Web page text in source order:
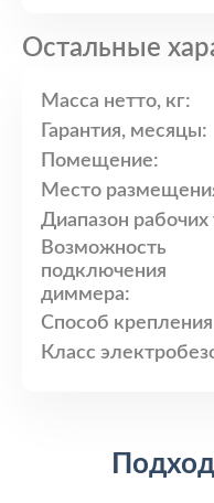
Остальные
Масса нетто, кг:
Гарантия, месяцы:
Помещение:
Место
Диапазон рабочих
Возможность
подключения
диммера:
Способ
Класс